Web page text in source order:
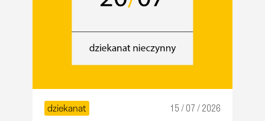
dziekanat 15 / 07 / 2026